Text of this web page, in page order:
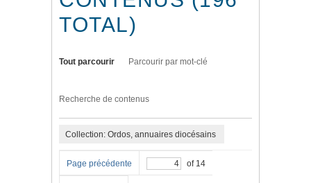
TOTAL)
Tout parcourir Parcourir par mot-clé
Recherche de contenus
Collection: Ordos, annuaires diocésains
Page précédente of 14